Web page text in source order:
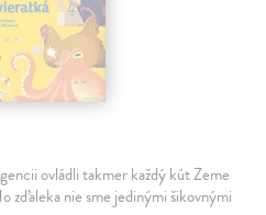
ovládli takmer každý kút Zeme
zďaleka nie sme jedinými šikovnými